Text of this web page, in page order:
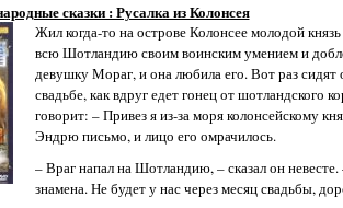
сказки : Русалка из Колонсея
Жил когда-то на острове Колонсее молодой
всю Шотландию своим воинским умением и
девушку Мораг, и она любила его. Вот раз сидят
свадьбе, как вдруг едет гонец от шотландского
говорит: – Привез я из-за моря колонсейскому
Эндрю письмо, и лицо его омрачилось.
– Враг напал на Шотландию, – сказал он
знамена. Не будет у нас через месяц свадьбы,